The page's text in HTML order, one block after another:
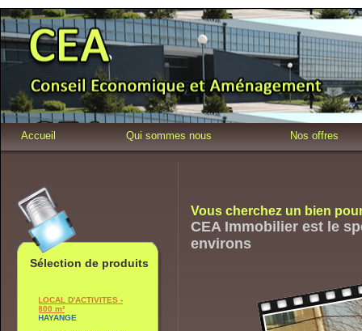
Accueil Qui sommes nous Nos offres
Sélection de produits
Vous cherchez un bien
CEA Immobilier est le
environs